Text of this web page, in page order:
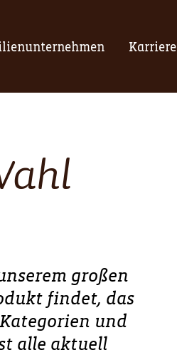
Karriere
großen
findet, das
und
alle aktuell